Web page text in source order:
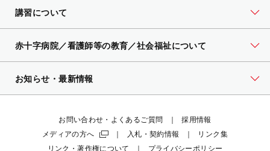
講習について
赤十字病院／看護師等の教育／社会福祉について
お知らせ・最新情報
お問い合わせ・よくあるご質問
採用情報
メディアの方へ
入札・契約情報
リンク集
リンク・著作権について
プライバシーポリシー